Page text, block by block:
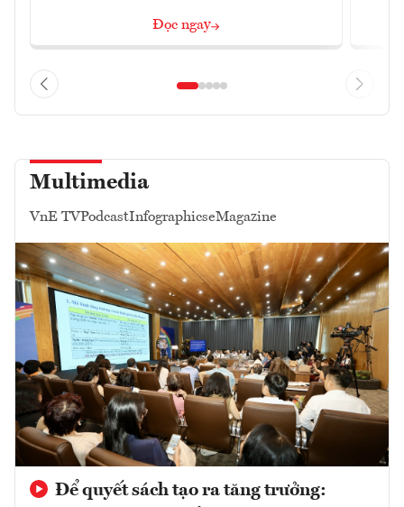
Đọc ngay
Multimedia
VnE TVPodcastInfographicseMagazine
Để quyết sách tạo ra tăng trưởng: